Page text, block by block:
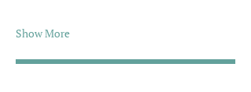
Show More